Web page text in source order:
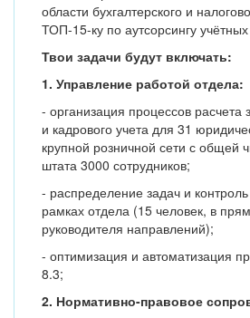
области бухгалтерского и
ТОП-15-ку по аутсорсингу
Твои задачи будут включать:
1. Управление работой отдела:
- организация процессов расчета
и кадрового учета для 31
крупной розничной сети с общей
штата 3000 сотрудников;
- распределение задач и
рамках отдела (15 человек, в
руководителя направлений);
- оптимизация и автоматизация
8.3;
2. Нормативно-правовое